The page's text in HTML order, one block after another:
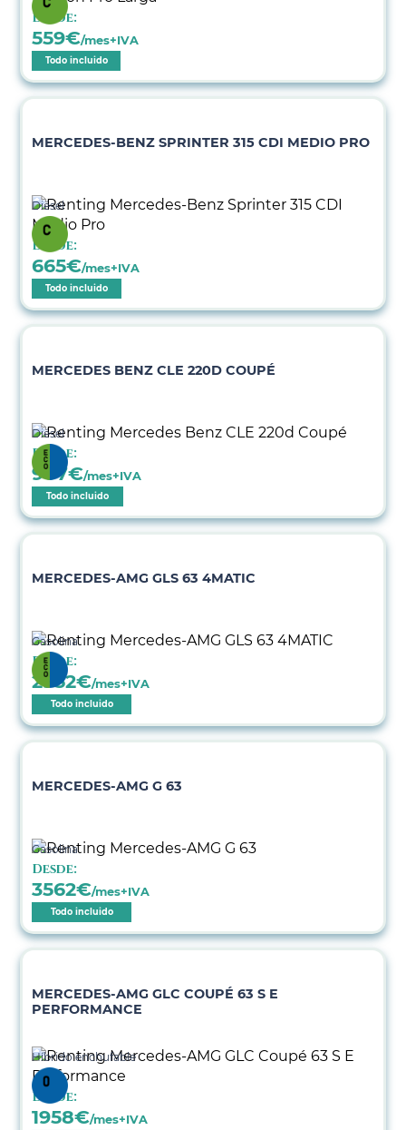
Desde:
559€/mes+IVA
Todo incluido
MERCEDES-BENZ SPRINTER 315 CDI MEDIO PRO
Diésel
Desde:
665€/mes+IVA
Todo incluido
MERCEDES BENZ CLE 220D COUPÉ
Diésel
Desde:
907€/mes+IVA
Todo incluido
MERCEDES-AMG GLS 63 4MATIC
Gasolina
Desde:
2952€/mes+IVA
Todo incluido
MERCEDES-AMG G 63
Gasolina
Desde:
3562€/mes+IVA
Todo incluido
MERCEDES-AMG GLC COUPÉ 63 S E
PERFORMANCE
Híbrido enchufable
Desde:
1958€/mes+IVA